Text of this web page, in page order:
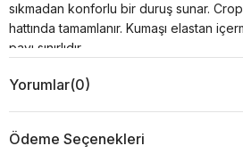
sıkmadan konforlu bir duruş sunar.
hattında tamamlanır. Kumaşı elastan
payı sınırlıdır.
Beden Önerisi:
rahat kullanım için bir üst beden tercih
Yorumlar(0)
Ödeme Seçenekleri